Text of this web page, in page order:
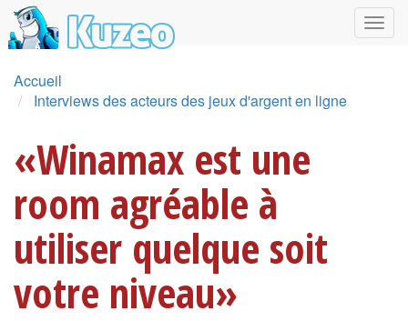
Accueil
Interviews des acteurs des jeux d'argent en ligne
«Winamax est une
room agréable à
utiliser quelque soit
votre niveau»